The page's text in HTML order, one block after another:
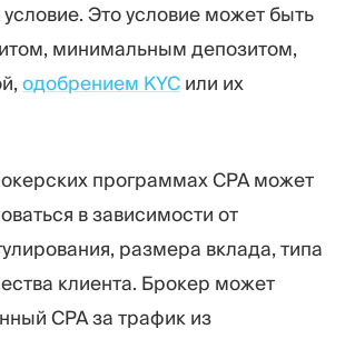
Это условие может быть
минимальным депозитом,
одобрением KYC или их
программах CPA может
в зависимости от
размера вклада, типа
клиента. Брокер может
CPA за трафик из